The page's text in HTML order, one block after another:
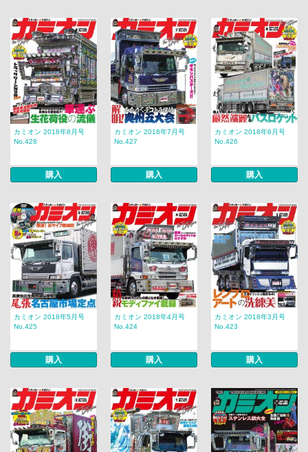
カミオン 2018年8月号
No.428
購入
カミオン 2018年7月号
No.427
購入
カミオン 2018年6月号
No.426
購入
カミオン 2018年5月号
No.425
購入
カミオン 2018年4月号
No.424
購入
カミオン 2018年3月号
No.423
購入